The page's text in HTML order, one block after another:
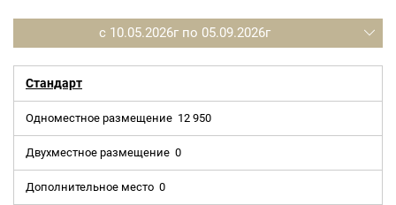
ПРИМЕЧАНИЕ
вносить изменения.
с 10.05.2026г по 05.09.2026г
Стандарт
Одноместное размещение 12 950
Двухместное размещение 0
Дополнительное место 0